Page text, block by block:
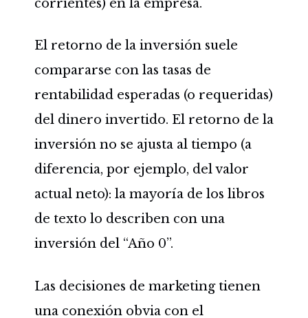
corrientes) en la empresa.
El retorno de la inversión suele
compararse con las tasas de
rentabilidad esperadas (o requeridas)
del dinero invertido. El retorno de la
inversión no se ajusta al tiempo (a
diferencia, por ejemplo, del valor
actual neto): la mayoría de los libros
de texto lo describen con una
inversión del “Año 0”.
Las decisiones de marketing tienen
una conexión obvia con el